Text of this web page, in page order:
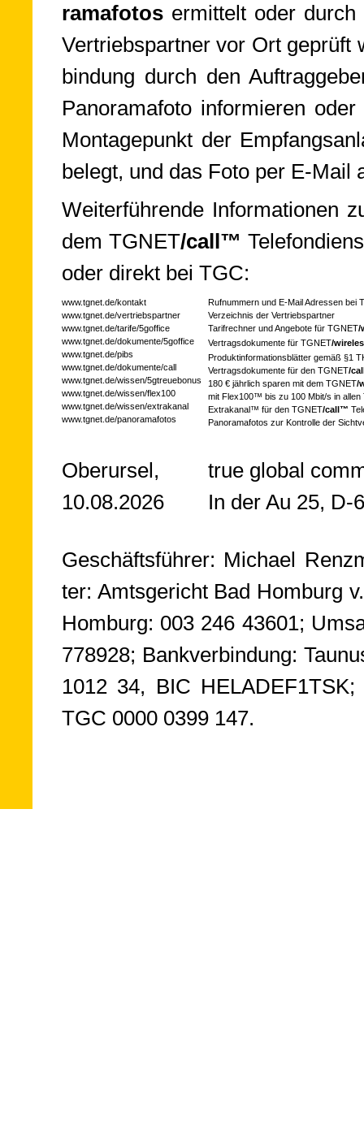
ra­ma­fo­tos er­mit­telt oder
Ver­triebs­part­ner vor Ort
bin­dung durch den
Pa­no­ra­ma­fo­to in­for­mie­ren
Mon­ta­ge­punkt der
be­legt, und das Foto per E-Mail
Wei­ter­füh­ren­de In­for­ma­tio­nen
dem TGNET­/call™
oder direkt bei TGC:
www.tgnet.de/kontakt
www.tgnet.de/vertriebspartner
www.tgnet.de/tarife/5goffice
www.tgnet.de/dokumente/5goffice
www.tgnet.de/pibs
www.tgnet.de/dokumente/call
www.tgnet.de/wissen/5gtreuebonus
www.tgnet.de/wissen/flex100
www.tgnet.de/wissen/extrakanal
www.tgnet.de/panoramafotos
Rufnummern und E-Mail Adressen bei
Verzeichnis der Vertriebspartner
Tarifrechner und Angebote für TGNET­/
Vertragsdokumente für TGNET­/
Produktinformationsblätter gemäß §1
Vertragsdokumente für den TGNET­/
180 € jährlich sparen mit dem TGNET­/
mit Flex100™ bis zu 100 Mbit/s in allen
Extra­kanal™ für den TGNET­/call™
Panoramafotos zur Kontrolle der
Oberursel,
10.08.2026
true global
In der Au 25, D-
Geschäftsführer: Michael
ter: Amts­ge­richt Bad Hom­burg
Hom­burg: 003 246 43601;
778­928; Bank­ver­bin­dung:
1012 34, BIC
TGC 0000 0399 147.